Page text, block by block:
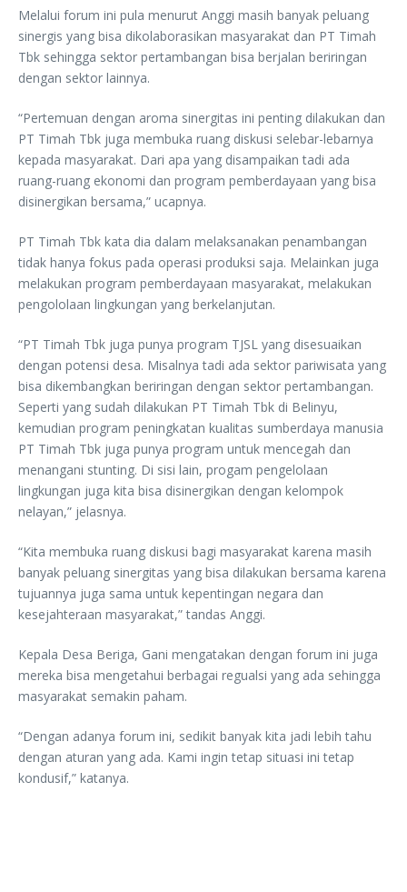
Melalui forum ini pula menurut Anggi masih banyak peluang
sinergis yang bisa dikolaborasikan masyarakat dan PT Timah
Tbk sehingga sektor pertambangan bisa berjalan beriringan
dengan sektor lainnya.
“Pertemuan dengan aroma sinergitas ini penting dilakukan dan
PT Timah Tbk juga membuka ruang diskusi selebar-lebarnya
kepada masyarakat. Dari apa yang disampaikan tadi ada
ruang-ruang ekonomi dan program pemberdayaan yang bisa
disinergikan bersama,” ucapnya.
PT Timah Tbk kata dia dalam melaksanakan penambangan
tidak hanya fokus pada operasi produksi saja. Melainkan juga
melakukan program pemberdayaan masyarakat, melakukan
pengololaan lingkungan yang berkelanjutan.
“PT Timah Tbk juga punya program TJSL yang disesuaikan
dengan potensi desa. Misalnya tadi ada sektor pariwisata yang
bisa dikembangkan beriringan dengan sektor pertambangan.
Seperti yang sudah dilakukan PT Timah Tbk di Belinyu,
kemudian program peningkatan kualitas sumberdaya manusia
PT Timah Tbk juga punya program untuk mencegah dan
menangani stunting. Di sisi lain, progam pengelolaan
lingkungan juga kita bisa disinergikan dengan kelompok
nelayan,” jelasnya.
“Kita membuka ruang diskusi bagi masyarakat karena masih
banyak peluang sinergitas yang bisa dilakukan bersama karena
tujuannya juga sama untuk kepentingan negara dan
kesejahteraan masyarakat,” tandas Anggi.
Kepala Desa Beriga, Gani mengatakan dengan forum ini juga
mereka bisa mengetahui berbagai regualsi yang ada sehingga
masyarakat semakin paham.
“Dengan adanya forum ini, sedikit banyak kita jadi lebih tahu
dengan aturan yang ada. Kami ingin tetap situasi ini tetap
kondusif,” katanya.